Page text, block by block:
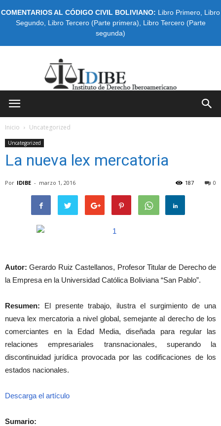
COMENTARIOS AL CÓDIGO CIVIL BOLIVIANO: Libro Primero Libro
Segundo, Libro Tercero (Parte primera)
Libro Tercero (Parte
segunda)
Inicio Uncategorized
Uncategorized
La nueva lex mercatoria
Por IDIBE - marzo 1, 2016 0
187
Autor: Gerardo Ruiz Castellanos, Profesor Titular de Derecho de
la Empresa en la Universidad Católica Boliviana “San Pablo”.
Resumen: El presente trabajo, ilustra el surgimiento de una
nueva lex mercatoria a nivel global, semejante al derecho de los
comerciantes en la Edad Media, diseñada para regular las
relaciones empresariales transnacionales, superando la
discontinuidad jurídica provocada por las codificaciones de los
estados nacionales.
Descarga el artículo
Sumario: